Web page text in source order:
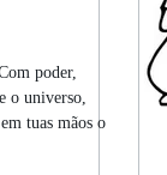
poder,
o universo,
tuas mãos o